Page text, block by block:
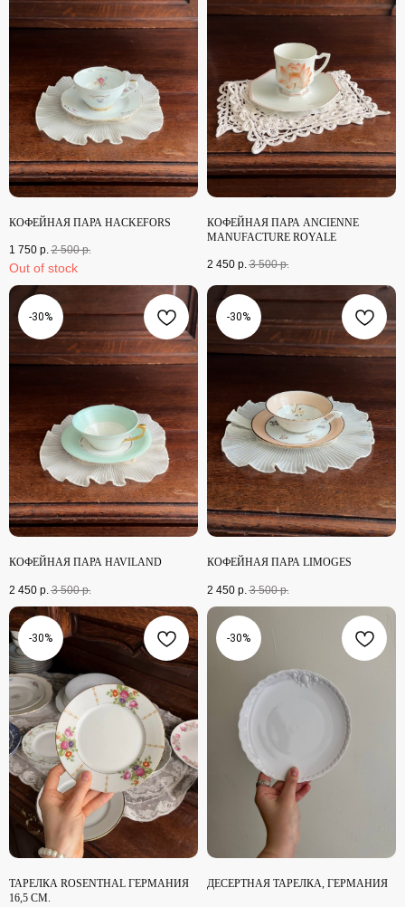
КОФЕЙНАЯ ПАРА HACKEFORS
1 750 р. 2 500 р.
Out of stock
КОФЕЙНАЯ ПАРА ANCIENNE
MANUFACTURE ROYALE
2 450 р. 3 500 р.
-30%
КОФЕЙНАЯ ПАРА HAVILAND
2 450 р. 3 500 р.
-30%
КОФЕЙНАЯ ПАРА LIMOGES
2 450 р. 3 500 р.
-30%
ТАРЕЛКА ROSENTHAL ГЕРМАНИЯ
16,5 СМ.
-30%
ДЕСЕРТНАЯ ТАРЕЛКА, ГЕРМАНИЯ